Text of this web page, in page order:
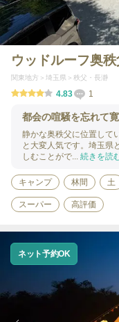
ウッドルーフ奥
関東地方 埼玉県 秩父・長瀞
4.83 1
都会の喧騒を忘れて
静かな奥秩父に位置して
と大変人気です。埼玉県
しむことがで... 続きを読
キャンプ 林間 土
スーパー 高評価
ネット予約OK